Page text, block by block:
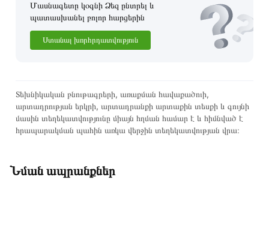
Մասնագետը կօգնի Ձեզ ընտրել և
պատասխանել բոլոր հարցերին
Ստանալ խորհրդատվություն
Տեխնիկական բնութագրերի, առաքման հավաքածուի,
արտադրության երկրի, արտադրանքի արտաքին տեսքի և գույնի
մասին տեղեկատվությունը միայն հղման համար է և հիմնված է
հրապարակման պահին առկա վերջին տեղեկատվության վրա։
Նման ապրանքներ